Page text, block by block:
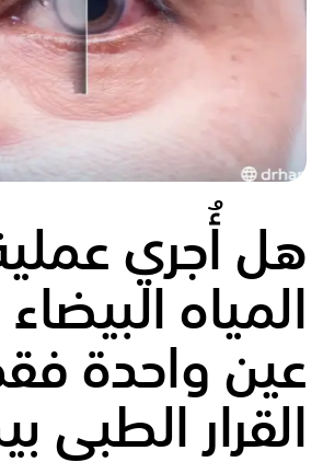
هل أُجري
المياه
عين واحدة
القرار الطبي